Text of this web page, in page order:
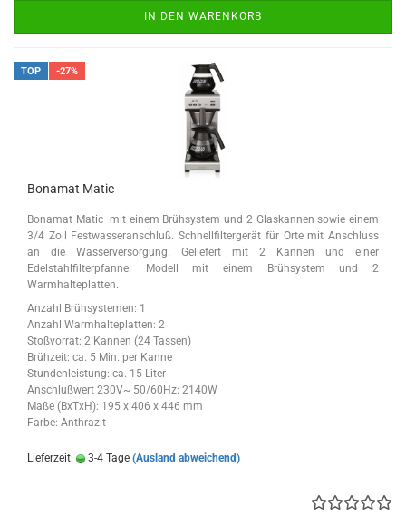
IN DEN WARENKORB
TOP -27%
Bonamat Matic
Bonamat Matic mit einem Brühsystem und 2 Glaskannen sowie einem
3/4 Zoll Festwasseranschluß.Schnellfiltergerät für Orte mit Anschluss
an die Wasserversorgung. Geliefert mit 2 Kannen und einer
Edelstahlfilterpfanne. Modell mit einem Brühsystem und 2
Warmhalteplatten.
Anzahl Brühsystemen: 1
Anzahl Warmhalteplatten: 2
Stoßvorrat: 2 Kannen (24 Tassen)
Brühzeit: ca. 5 Min. per Kanne
Stundenleistung: ca. 15 Liter
Anschlußwert 230V~ 50/60Hz: 2140W
Maße (BxTxH): 195 x 406 x 446 mm
Farbe: Anthrazit
Lieferzeit: 3-4 Tage (Ausland abweichend)